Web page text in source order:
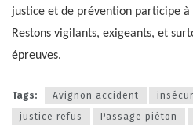
justice et de prévention participe à
Restons vigilants, exigeants, et
épreuves.
Tags: Avignon accident
justice refus
Passage piéton